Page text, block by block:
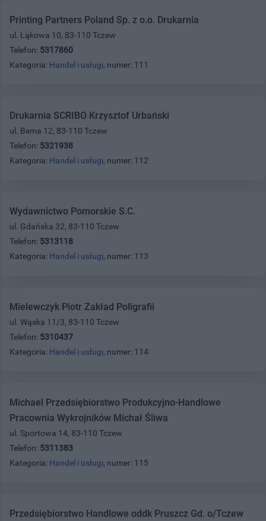
Printing Partners Poland Sp. z o.o. Drukarnia
ul. Łąkowa 10, 83-110 Tczew
Telefon: 5317860
Kategoria: Handel i usługi, numer: 111
Drukarnia SCRIBO Krzysztof Urbański
ul. Bema 12, 83-110 Tczew
Telefon: 5321938
Kategoria: Handel i usługi, numer: 112
Wydawnictwo Pomorskie S.C.
ul. Gdańska 32, 83-110 Tczew
Telefon: 5313118
Kategoria: Handel i usługi, numer: 113
Mielewczyk Piotr Zakład Poligrafii
ul. Wąska 11/3, 83-110 Tczew
Telefon: 5310437
Kategoria: Handel i usługi, numer: 114
Michael Przedsiębiorstwo Produkcyjno-Handlowe
Pracownia Wykrojników Michał Śliwa
ul. Sportowa 14, 83-110 Tczew
Telefon: 5311383
Kategoria: Handel i usługi, numer: 115
Przedsiębiorstwo Handlowe oddk Pruszcz Gd. o/Tczew